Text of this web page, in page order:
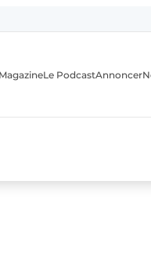
MagazineLe PodcastAnnoncer